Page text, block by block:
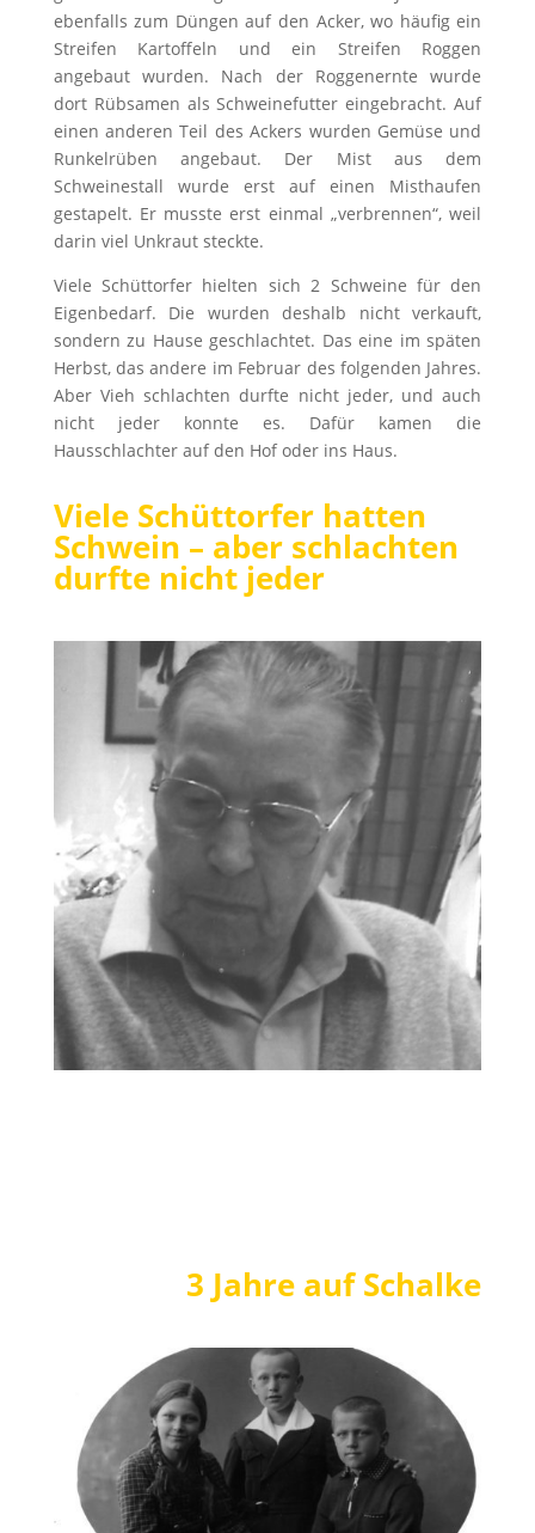
ebenfalls zum Düngen auf den Acker, wo häufig ein
Streifen Kartoffeln und ein Streifen Roggen
angebaut wurden. Nach der Roggenernte wurde
dort Rübsamen als Schweinefutter eingebracht. Auf
einen anderen Teil des Ackers wurden Gemüse und
Runkelrüben angebaut. Der Mist aus dem
Schweinestall wurde erst auf einen Misthaufen
gestapelt. Er musste erst einmal „verbrennen“, weil
darin viel Unkraut steckte.
Viele Schüttorfer hielten sich 2 Schweine für den
Eigenbedarf. Die wurden deshalb nicht verkauft,
sondern zu Hause geschlachtet. Das eine im späten
Herbst, das andere im Februar des folgenden Jahres.
Aber Vieh schlachten durfte nicht jeder, und auch
nicht jeder konnte es. Dafür kamen die
Hausschlachter auf den Hof oder ins Haus.
Viele Schüttorfer hatten
Schwein – aber schlachten
durfte nicht jeder
3 Jahre auf Schalke